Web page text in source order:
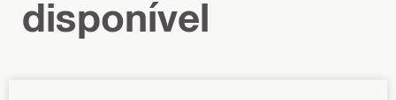
disponível